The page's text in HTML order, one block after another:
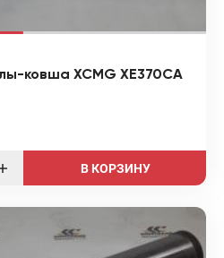
ковша XCMG XE370CA
В КОРЗИНУ